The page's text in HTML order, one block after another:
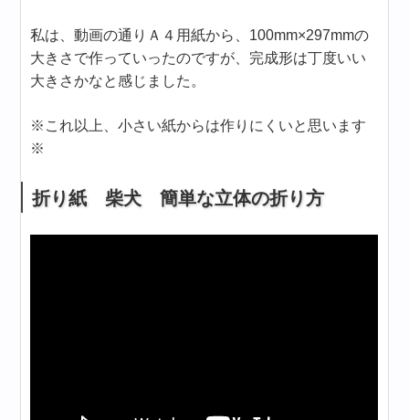
私は、動画の通りＡ４用紙から、100mm×297mmの
大きさで作っていったのですが、完成形は丁度いい
大きさかなと感じました。
※これ以上、小さい紙からは作りにくいと思います
※
折り紙 柴犬 簡単な立体の折り方